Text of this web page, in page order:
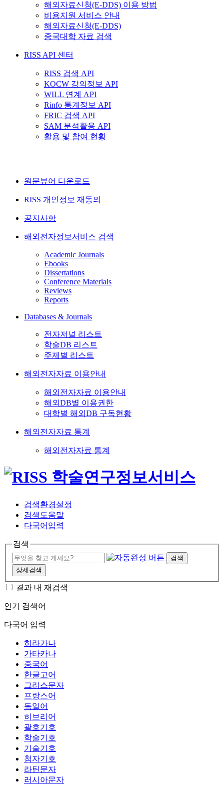
해외자료신청(E-DDS) 이용 방법
비용지원 서비스 안내
해외자료신청(E-DDS)
중국대학 자료 검색
RISS API 센터
RISS 검색 API
KOCW 강의정보 API
WILL 연계 API
Rinfo 통계정보 API
FRIC 검색 API
SAM 분석활용 API
활용 및 참여 현황
원문뷰어 다운로드
RISS 개인정보 재동의
공지사항
해외전자정보서비스 검색
Academic Journals
Ebooks
Dissertations
Conference Materials
Reviews
Reports
Databases & Journals
전자저널 리스트
학술DB 리스트
주제별 리스트
해외전자자료 이용안내
해외전자자료 이용안내
해외DB별 이용권한
대학별 해외DB 구독현황
해외전자자료 통계
해외전자자료 통계
검색환경설정
검색도움말
다국어입력
검색
검색
상세검색
결과 내 재검색
인기 검색어
다국어 입력
히라가나
가타카나
중국어
한글고어
그리스문자
프랑스어
독일어
히브리어
괄호기호
학술기호
기술기호
첨자기호
라틴문자
러시아문자